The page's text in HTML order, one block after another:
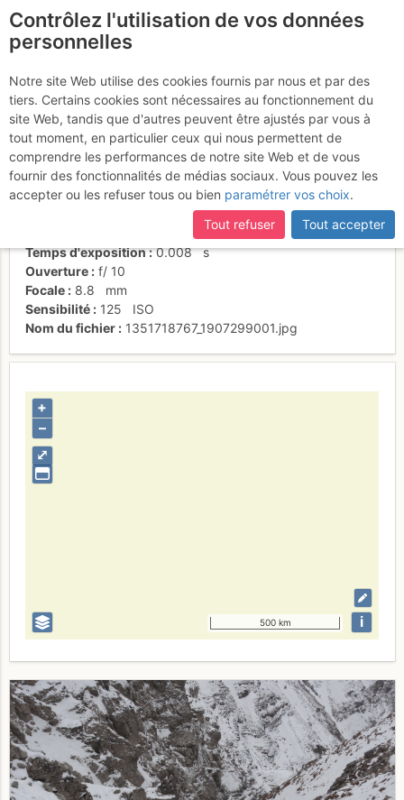
Sortie
Activités
Date/heure
31 oct. 2012 14:12
Contributeur
Ben d'la Côte
collaboratif (CC by-sa)
SONY DSC-HX5V
Temps d'exposition
0.008 s
Ouverture
f/ 10
Focale
8.8
mm
Sensibilité
125
ISO
Nom du fichier
1351718767_1907299001.jpg
⤢
+
–
500 km i
Contrôlez l'utilisation de vos données
personnelles
Notre site Web utilise des cookies fournis par nous et par des
tiers. Certains cookies sont nécessaires au fonctionnement du
site Web, tandis que d'autres peuvent être ajustés par vous à
tout moment, en particulier ceux qui nous permettent de
comprendre les performances de notre site Web et de vous
fournir des fonctionnalités de médias sociaux. Vous pouvez les
accepter ou les refuser tous ou bien paramétrer vos choix.
Tout refuser
Tout accepter